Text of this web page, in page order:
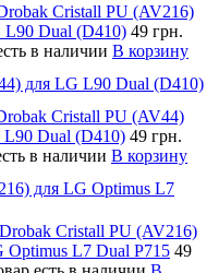
Cristall PU (AV216)
L90 Dual (D410) 49 грн.
в наличии В корзину
для LG L90 Dual (D410)
Cristall PU (AV44)
L90 Dual (D410) 49 грн.
в наличии В корзину
для LG Optimus L7
Cristall PU (AV216)
Optimus L7 Dual P715 49